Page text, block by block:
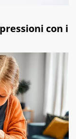
con i